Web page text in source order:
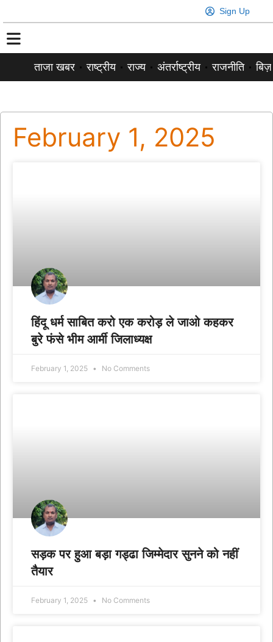
Sign Up
ताजा खबर राष्ट्रीय राज्य अंतर्राष्ट्रीय राजनीति
February 1, 2025
हिंदू धर्म साबित करो एक करोड़ ले जाओ कहकर
बुरे फंसे भीम आर्मी जिलाध्यक्ष
February 1, 2025 No Comments
सड़क पर हुआ बड़ा गड्ढा जिम्मेदार सुनने को नहीं
तैयार
February 1, 2025 No Comments